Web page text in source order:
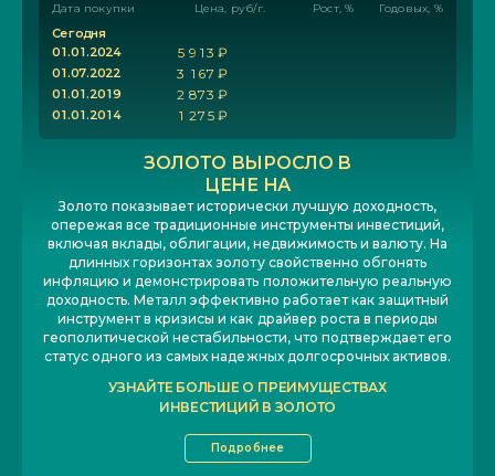
Дата покупки Цена, руб/г. Рост, % Годовых, %
Сегодня
01.01.2024 5 9 1 3 ₽
01.07.2022 3 1 67 ₽
01.01.2019 2 873 ₽
01.01.2014 1 27 5 ₽
ЗОЛОТО ВЫРОСЛО В
ЦЕНЕ НА
Золото показывает исторически лучшую доходность,
опережая все традиционные инструменты инвестиций,
включая вклады, облигации, недвижимость и валюту. На
длинных горизонтах золоту свойственно обгонять
инфляцию и демонстрировать положительную реальную
доходность. Металл эффективно работает как защитный
инструмент в кризисы и как драйвер роста в периоды
геополитической нестабильности, что подтверждает его
статус одного из самых надежных долгосрочных активов.
УЗНАЙТЕ БОЛЬШЕ О ПРЕИМУЩЕСТВАХ
ИНВЕСТИЦИЙ В ЗОЛОТО
Подробнее